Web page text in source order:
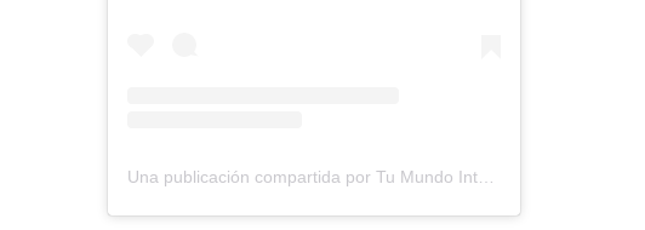
Una publicación compartida por Tu Mundo Inter (@tumundointer)